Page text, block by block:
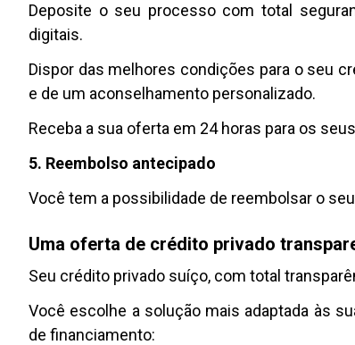
Deposite o seu processo com total
digitais.
Dispor das melhores condições para o seu
e de um aconselhamento personalizado.
Receba a sua oferta em 24 horas para os
5. Reembolso antecipado
Você tem a possibilidade de reembolsar o
Uma oferta de crédito privado
Seu crédito privado suíço, com total
Você escolhe a solução mais adaptada às
de financiamento: